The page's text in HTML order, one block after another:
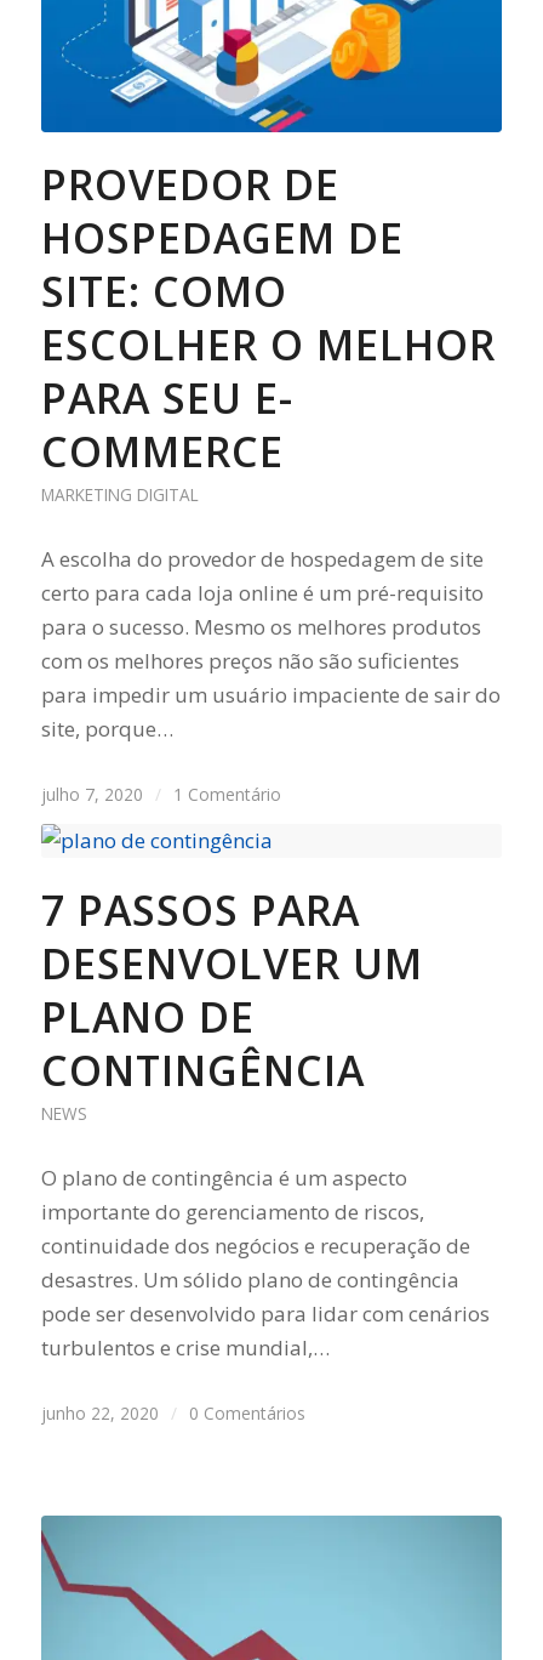
PROVEDOR DE
HOSPEDAGEM DE
SITE: COMO
ESCOLHER O MELHOR
PARA SEU E-
COMMERCE
MARKETING DIGITAL
A escolha do provedor de hospedagem de site
certo para cada loja online é um pré-requisito
para o sucesso. Mesmo os melhores produtos
com os melhores preços não são suficientes
para impedir um usuário impaciente de sair do
site, porque…
julho 7, 2020 / 1 Comentário
7 PASSOS PARA
DESENVOLVER UM
PLANO DE
CONTINGÊNCIA
NEWS
O plano de contingência é um aspecto
importante do gerenciamento de riscos,
continuidade dos negócios e recuperação de
desastres. Um sólido plano de contingência
pode ser desenvolvido para lidar com cenários
turbulentos e crise mundial,…
junho 22, 2020 / 0 Comentários